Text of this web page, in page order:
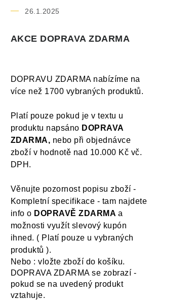
AKCE DOPRAVA ZDARMA
26.1.2025
DOPRAVU ZDARMA nabízíme na
více než 1700 vybraných produktů.
Platí pouze pokud je v textu u
produktu napsáno DOPRAVA
ZDARMA, nebo při objednávce
zboží v hodnotě nad 10.000 Kč vč.
DPH.
Věnujte pozornost popisu zboží -
Kompletní specifikace - tam najdete
info o DOPRAVĚ ZDARMA a
možnosti využít slevový kupón
ihned. ( Platí pouze u vybraných
produktů ).
Nebo : vložte zboží do košíku.
DOPRAVA ZDARMA se zobrazí -
pokud se na uvedený produkt
vztahuje.